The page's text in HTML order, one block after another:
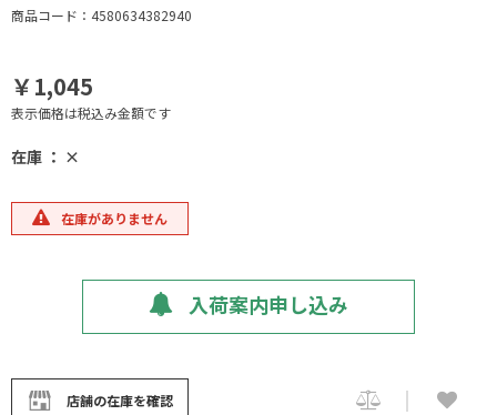
商品コード：4580634382940
￥1,045
表示価格は税込み金額です
在庫 ： ×
在庫がありません
入荷案内申し込み
店舗の在庫を確認